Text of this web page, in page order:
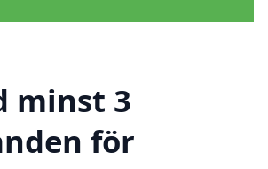
minst 3
för